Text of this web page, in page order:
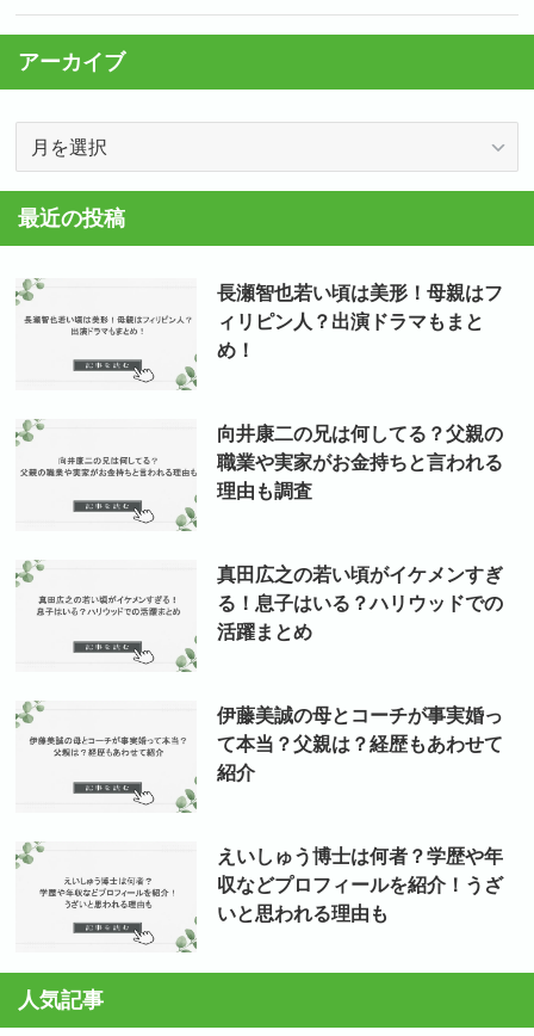
アーカイブ
カ
イ
最近の投稿
長瀬智也若い頃は美形！母親はフ
ィリピン人？出演ドラマもまと
め！
向井康二の兄は何してる？父親の
職業や実家がお金持ちと言われる
理由も調査
真田広之の若い頃がイケメンすぎ
る！息子はいる？ハリウッドでの
活躍まとめ
伊藤美誠の母とコーチが事実婚っ
て本当？父親は？経歴もあわせて
紹介
えいしゅう博士は何者？学歴や年
収などプロフィールを紹介！うざ
いと思われる理由も
人気記事